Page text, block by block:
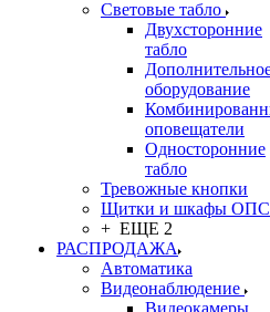
Световые табло
Двухсторонние
табло
оборудование
оповещатели
Односторонние
табло
Тревожные кнопки
Щитки и шкафы ОПС
+ ЕЩЕ 2
РАСПРОДАЖА
Автоматика
Видеонаблюдение
Видеокамеры